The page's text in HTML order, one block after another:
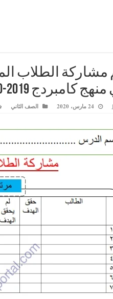
مشاركة الطلاب
كامبردج 2019-2020
24 مارس، 2020 الصف الثاني